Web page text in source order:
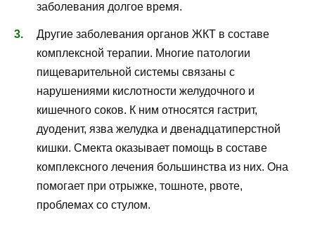
заболевания долгое время.
Другие заболевания органов ЖКТ в составе
комплексной терапии. Многие патологии
пищеварительной системы связаны с
нарушениями кислотности желудочного и
кишечного соков. К ним относятся гастрит,
дуоденит, язва желудка и двенадцатиперстной
кишки. Смекта оказывает помощь в составе
комплексного лечения большинства из них. Она
помогает при отрыжке, тошноте, рвоте,
проблемах со стулом.